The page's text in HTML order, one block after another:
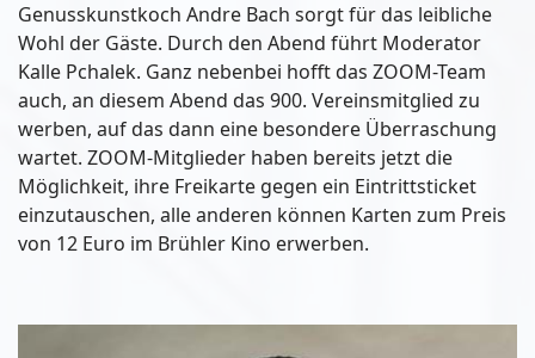
Genusskunstkoch Andre Bach sorgt für das leibliche
Wohl der Gäste. Durch den Abend führt Moderator
Kalle Pchalek. Ganz nebenbei hofft das ZOOM-Team
auch, an diesem Abend das 900. Vereinsmitglied zu
werben, auf das dann eine besondere Überraschung
wartet. ZOOM-Mitglieder haben bereits jetzt die
Möglichkeit, ihre Freikarte gegen ein Eintrittsticket
einzutauschen, alle anderen können Karten zum Preis
von 12 Euro im Brühler Kino erwerben.